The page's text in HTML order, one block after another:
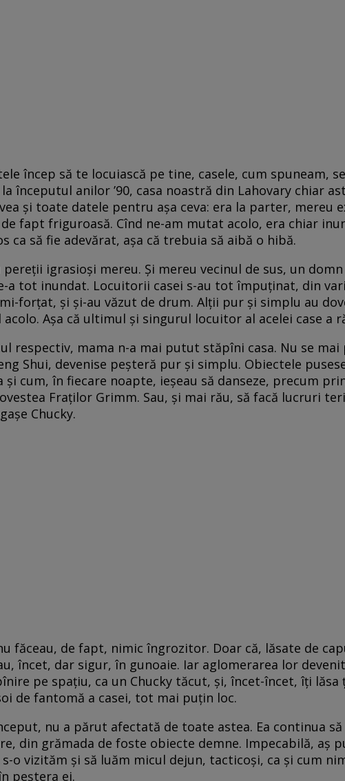
încep să te locuiască pe tine, casele, cum spuneam,
începutul anilor ’90, casa noastră din Lahovary chiar
și toate datele pentru așa ceva: era la parter, mereu
fapt friguroasă. Cînd ne-am mutat acolo, era chiar
ca să fie adevărat, așa că trebuia să aibă o hibă.
pereții igrasioși mereu. Și mereu vecinul de sus, un
a tot inundat. Locuitorii casei s-au tot împuținat, din
forțat, și și-au văzut de drum. Alții pur și simplu au
acolo. Așa că ultimul și singurul locuitor al acelei case a
respectiv, mama n-a mai putut stăpîni casa. Nu se mai
Shui, devenise peșteră pur și simplu. Obiectele
și cum, în fiecare noapte, ieșeau să danseze, precum
Fraților Grimm. Sau, și mai rău, să facă lucruri
Chucky.
făceau, de fapt, nimic îngrozitor. Doar că, lăsate de
încet, dar sigur, în gunoaie. Iar aglomerarea lor
pe spațiu, ca un ­Chucky tăcut, și, încet-încet, îți lăsa
de fantomă a casei, tot mai puțin loc.
nu a părut afectată de toate astea. Ea continua
din grămada de foste obiecte demne. Impecabilă, aș
o vizităm și să luăm micul dejun, tacticoși, ca și cum
peștera ei.